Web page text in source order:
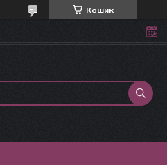
Кошик